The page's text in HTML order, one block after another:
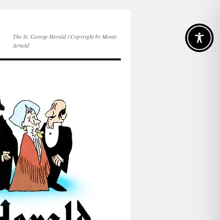
The St. George Herald / Copyright by Monty
Arnold